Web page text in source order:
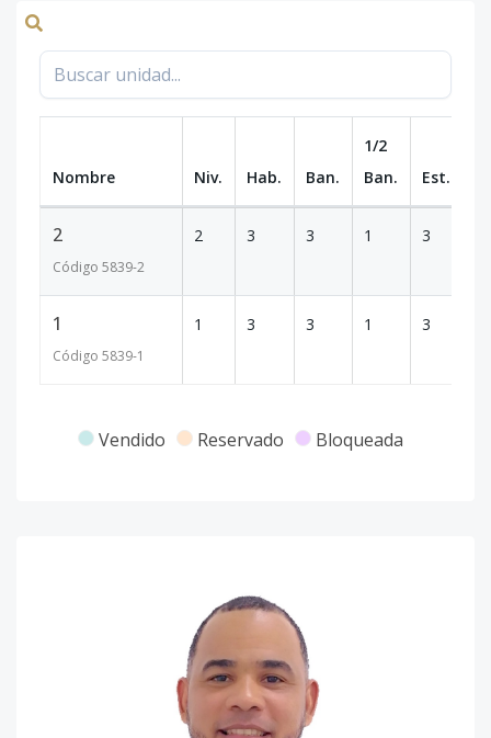
Nombre Niv. Hab. Ban.
1/2
Ban.
Est.
2
Código 5839-2
2 3 3 1 3
1
Código 5839-1
1 3 3 1 3
Vendido Reservado Bloqueada